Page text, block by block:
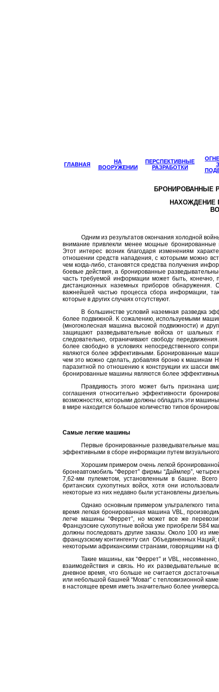
ГЛАВНАЯ
НА
ВООРУЖЕНИИ
ПЕРСПЕКТИВНЫЕ
РАЗРАБОТКИ
БРОНИРОВАННЫЕ
НАХОЖДЕНИЕ
Одним из результатов окончания холодной
внимание привлекли менее мощные
Этот интерес возник благодаря изменениям
отношении средств нападения, с которыми можно
чем когда-либо, становятся средства получения
боевые действия, а бронированные
часть требуемой информации может быть, конечно,
дистанционных наземных приборов обнаружения.
важнейшей частью процесса сбора информации,
которые в других случаях отсутствуют.
В большинстве условий наземная разведка
более подвижной. К сожалению, используемыми
(многоколесная машина высокой подвижности) и
защищают разведывательные войска от шальных
следовательно, ограничивают свободу
более свободно в условиях непосредственного
являются более эффективными. Бронированные
чем это можно сделать, добавляя броню к машинам
паразитной по отношению к конструкции их шасси
бронированные машины являются более
Правдивость этого может быть признана
соглашения относительно эффективности
возможностях, которыми должны обладать эти
в мире находится большое количество типов
Самые легкие машины
Первые бронированные разведывательные
эффективными в сборе информации путем
Хорошим примером очень легкой
бронеавтомобиль “Феррет” фирмы “Даймлер”,
7,62-мм пулеметом, установленным в башне.
британских сухопутных войск, хотя они
некоторые из них недавно были установлены
Однако основным примером ультралегкого
время легкая бронированная машина VBL,
легче машины “Феррет”, но может все же
Французские сухопутные войска уже приобрели 584
должны последовать другие заказы. Около 100 из
французскому контингенту сил Объединенных Наций;
некоторыми африканскими странами, говорящими на
Такие машины, как “Феррет” и VBL,
взаимодействия и связь. Но их разведывательные
дневное время, что больше не считается
или небольшой башней “Моваг” с тепловизионной
в настоящее время иметь значительно более